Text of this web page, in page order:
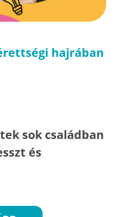
hajrában
sok családban
és